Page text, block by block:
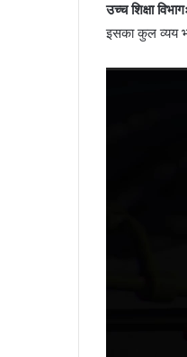
उच्च शिक्षा विभागः
इसका कुल व्यय